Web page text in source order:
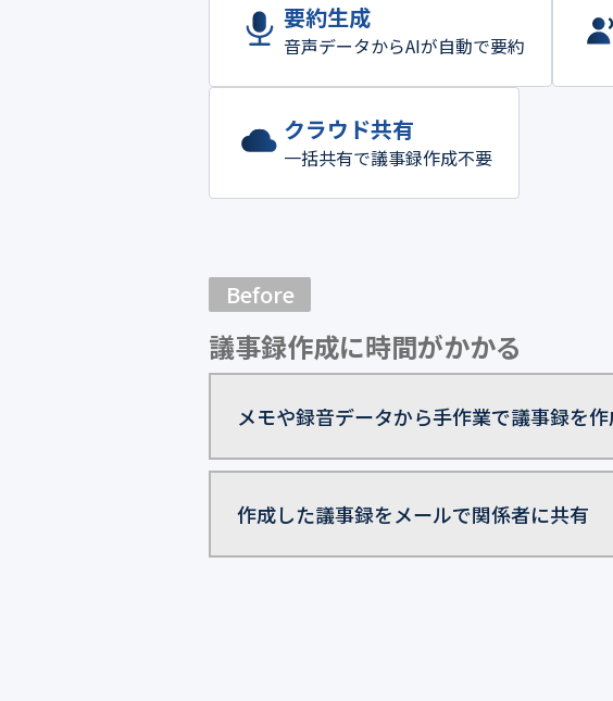
要約生成
音声データからAIが自動で要約
クラウド共有
一括共有で議事録作成不要
Before
議事録作成に時間がかかる
メモや録音データから手作業で議事録を
作成した議事録をメールで関係者に共有